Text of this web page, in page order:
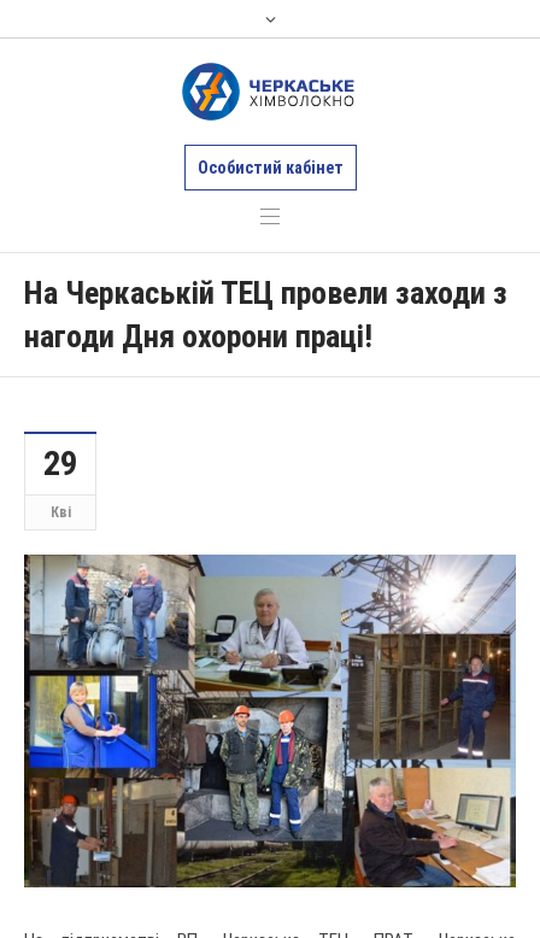
Особистий кабінет
На Черкаській ТЕЦ провели заходи з
нагоди Дня охорони праці!
29
Кві